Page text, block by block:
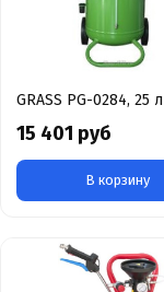
GRASS PG-0284, 25 л
15 401 руб
В корзину